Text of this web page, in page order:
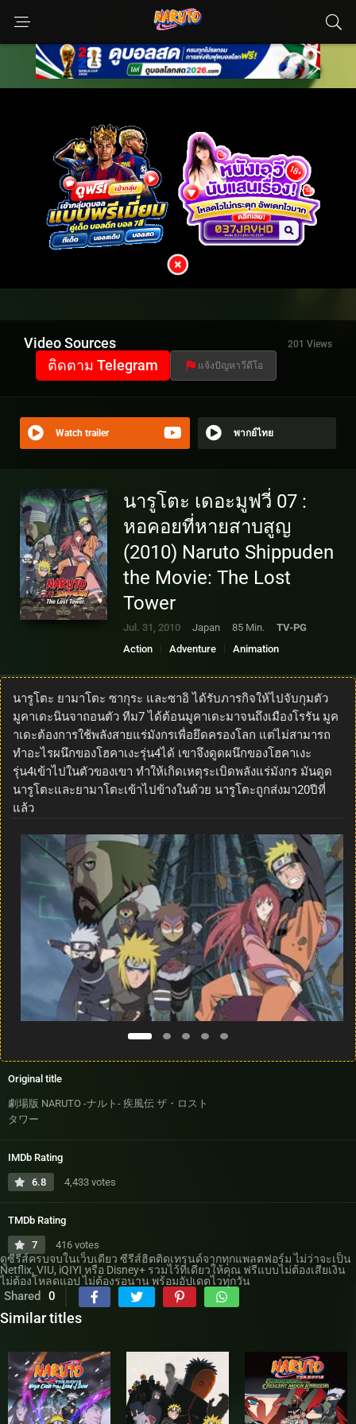
Video Sources 201 Views
ติดตาม Telegram แจ้งปัญหาวีดีโอ
Watch trailer พากย์ไทย
นารูโตะ เดอะมูฟวี่ 07 :
หอคอยที่หายสาบสูญ
(2010) Naruto Shippuden
the Movie: The Lost
Tower
Jul. 31, 2010 Japan 85 Min.
TV-PG
Action
Adventure Animation
นารูโตะ ยามาโตะ ซากุระ และซาอิ ได้รับภารกิจให้ไปจับกุมตัว
มูคาเดะนินจาถอนตัว ทีม7 ได้ต้อนมูคาเดะมาจนถึงเมืองโรรัน มูค
าเดะต้องการใช้พลังสายแร่มังกรเพื่อยึดครองโลก แต่ไม่สามารถ
ทำอะไรผนึกของโฮคาเงะรุ่น4ได้ เขาจึงดูดผนึกของโฮคาเงะ
รุ่น4เข้าไปในตัวของเขา ทำให้เกิดเหตุระเบิดพลังแร่มังกร มันดูด
นารูโตะและยามาโตะเข้าไปข้างในด้วย นารูโตะถูกส่งมา20ปีที่
แล้ว
Original title
劇場版 NARUTO -ナルト- 疾風伝 ザ・ロスト
タワー
IMDb Rating
6.8 4,433 votes
TMDb Rating
7 416 votes
ดูซีรีส์ครบจบในเว็บเดียว ซีรีส์ฮิตติดเทรนด์จากทุกแพลตฟอร์ม ไม่ว่าจะเป็น
Netflix, VIU, iQIYI หรือ Disney+ รวมไว้ที่เดียวให้คุณ ฟรีแบบไม่ต้องเสียเงิน
ไม่ต้องโหลดแอป ไม่ต้องรอนาน พร้อมอัปเดตไวทุกวัน
Shared 0
Similar titles